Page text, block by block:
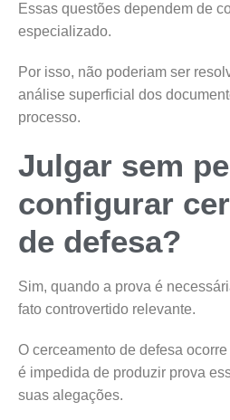
Essas questões dependem de
especializado.
Por isso, não poderiam ser
análise superficial dos
processo.
Julgar sem
configurar
de defesa?
Sim, quando a prova é
fato controvertido relevante.
O cerceamento de defesa
é impedida de produzir prova
suas alegações.